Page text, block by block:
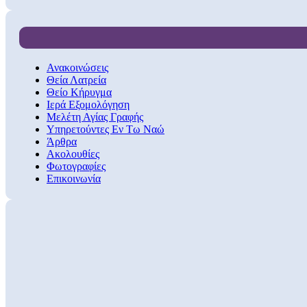
Ανακοινώσεις
Θεία Λατρεία
Θείο Κήρυγμα
Ιερά Εξομολόγηση
Μελέτη Αγίας Γραφής
Υπηρετούντες Εν Τω Ναώ
Άρθρα
Ακολουθίες
Φωτογραφίες
Επικοινωνία